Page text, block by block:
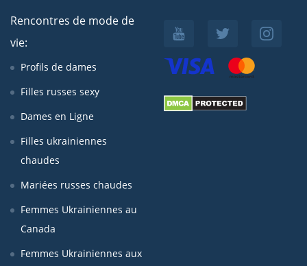
Rencontres de mode de
vie:
Profils de dames
Filles russes sexy
Dames en Ligne
Filles ukrainiennes
chaudes
Mariées russes chaudes
Femmes Ukrainiennes au
Canada
Femmes Ukrainiennes aux